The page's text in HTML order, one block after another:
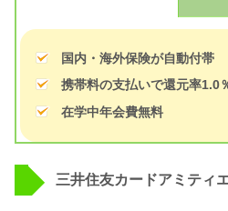
国内・海外保険が自動付帯
携帯料の支払いで還元率1.0
在学中年会費無料
三井住友カードアミティ